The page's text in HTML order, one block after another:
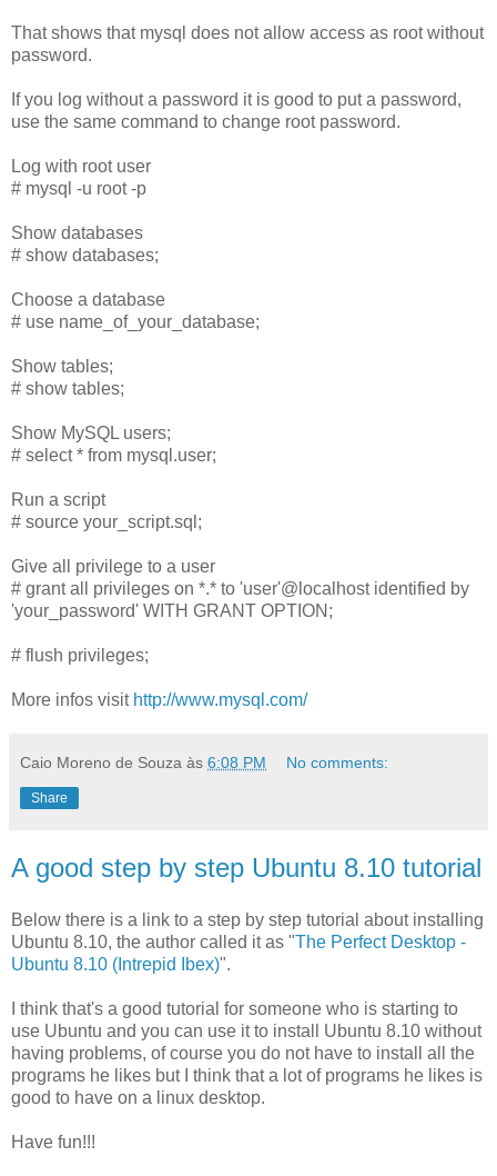
That shows that mysql does not allow access as root without
password.
If you log without a password it is good to put a password,
use the same command to change root password.
Log with root user
# mysql -u root -p
Show databases
# show databases;
Choose a database
# use name_of_your_database;
Show tables;
# show tables;
Show MySQL users;
# select * from mysql.user;
Run a script
# source your_script.sql;
Give all privilege to a user
# grant all privileges on *.* to 'user'@localhost identified by
'your_password' WITH GRANT OPTION;
# flush privileges;
More infos visit http://www.mysql.com/
Caio Moreno de Souza às 6:08 PM No comments:
Share
A good step by step Ubuntu 8.10 tutorial
Below there is a link to a step by step tutorial about installing
Ubuntu 8.10, the author called it as "The Perfect Desktop -
Ubuntu 8.10 (Intrepid Ibex)".
I think that's a good tutorial for someone who is starting to
use Ubuntu and you can use it to install Ubuntu 8.10 without
having problems, of course you do not have to install all the
programs he likes but I think that a lot of programs he likes is
good to have on a linux desktop.
Have fun!!!